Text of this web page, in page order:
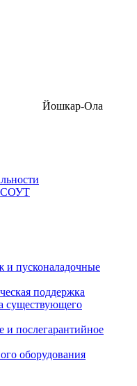
Йошкар-Ола
СОУТ
и пусконаладочные
поддержка
существующего
и послегарантийное
оборудования